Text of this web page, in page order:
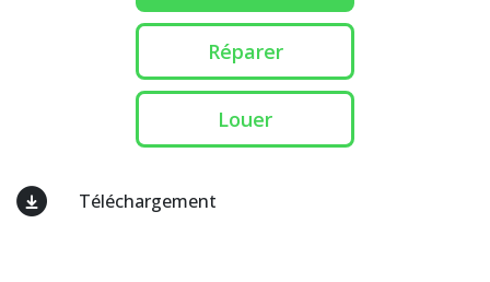
Réparer
Louer
Téléchargement